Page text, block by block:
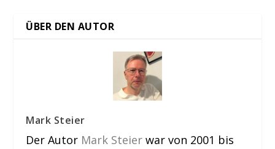
ÜBER DEN AUTOR
Mark Steier
Der Autor Mark Steier war von 2001 bis